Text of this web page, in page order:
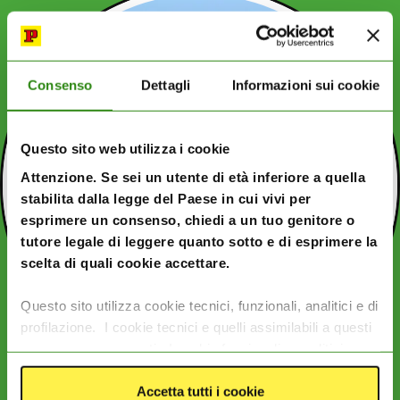
Consenso Dettagli Informazioni sui cookie
Questo sito web utilizza i cookie
Attenzione. Se sei un utente di età inferiore a quella
stabilita dalla legge del Paese in cui vivi per
esprimere un consenso, chiedi a un tuo genitore o
tutore legale di leggere quanto sotto e di esprimere la
scelta di quali cookie accettare.
Questo sito utilizza cookie tecnici, funzionali, analitici e di
profilazione. I cookie tecnici e quelli assimilabili a questi
sono sempre presenti. I cookie funzionali e analitici
consentono di migliorare le funzionalità del sito
monitorando l’utilizzo del sito stesso. I cookie di
Accetta tutti i cookie